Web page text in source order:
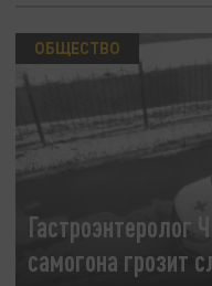
самогона грозит
ОБЩЕСТВО